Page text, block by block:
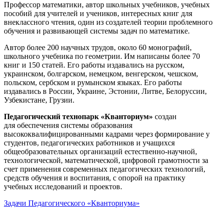
Профессор математики, автор школьных учебников, учебных
пособий для учителей и учеников, интересных книг для
внеклассного чтения, один из создателей теории проблемного
обучения и развивающей системы задач по математике.
Автор более 200 научных трудов, около 60 монографий,
школьного учебника по геометрии. Им написаны более 70
книг и 150 статей. Его работы издавались на русском,
украинском, болгарском, немецком, венгерском, чешском,
польском, сербском и румынском языках. Его работы
издавались в России, Украине, Эстонии, Литве, Белоруссии,
Узбекистане, Грузии.
Педагогический технопарк «Кванториум» создан
для обеспечения системы образования
высококвалифицированными кадрами через формирование у
студентов, педагогических работников и учащихся
общеобразовательных организаций естественно-научной,
технологической, математической, цифровой грамотности за
счет применения современных педагогических технологий,
средств обучения и воспитания, с опорой на практику
учебных исследований и проектов.
Задачи Педагогического «Кванториума»